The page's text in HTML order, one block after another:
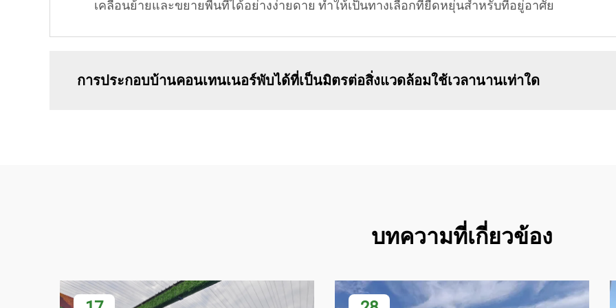
เคลื่อนย้ายและขยายพื้นที่ได้อย่างง่ายดาย ทำให้เป็นทางเลือกที่ยืดหยุ่นสำหรับที่อยู่อาศัย
การประกอบบ้านคอนเทนเนอร์พับได้ที่เป็นมิตรต่อสิ่งแวดล้อมใช้เวลานานเท่าใด
บทความที่เกี่ยวข้อง